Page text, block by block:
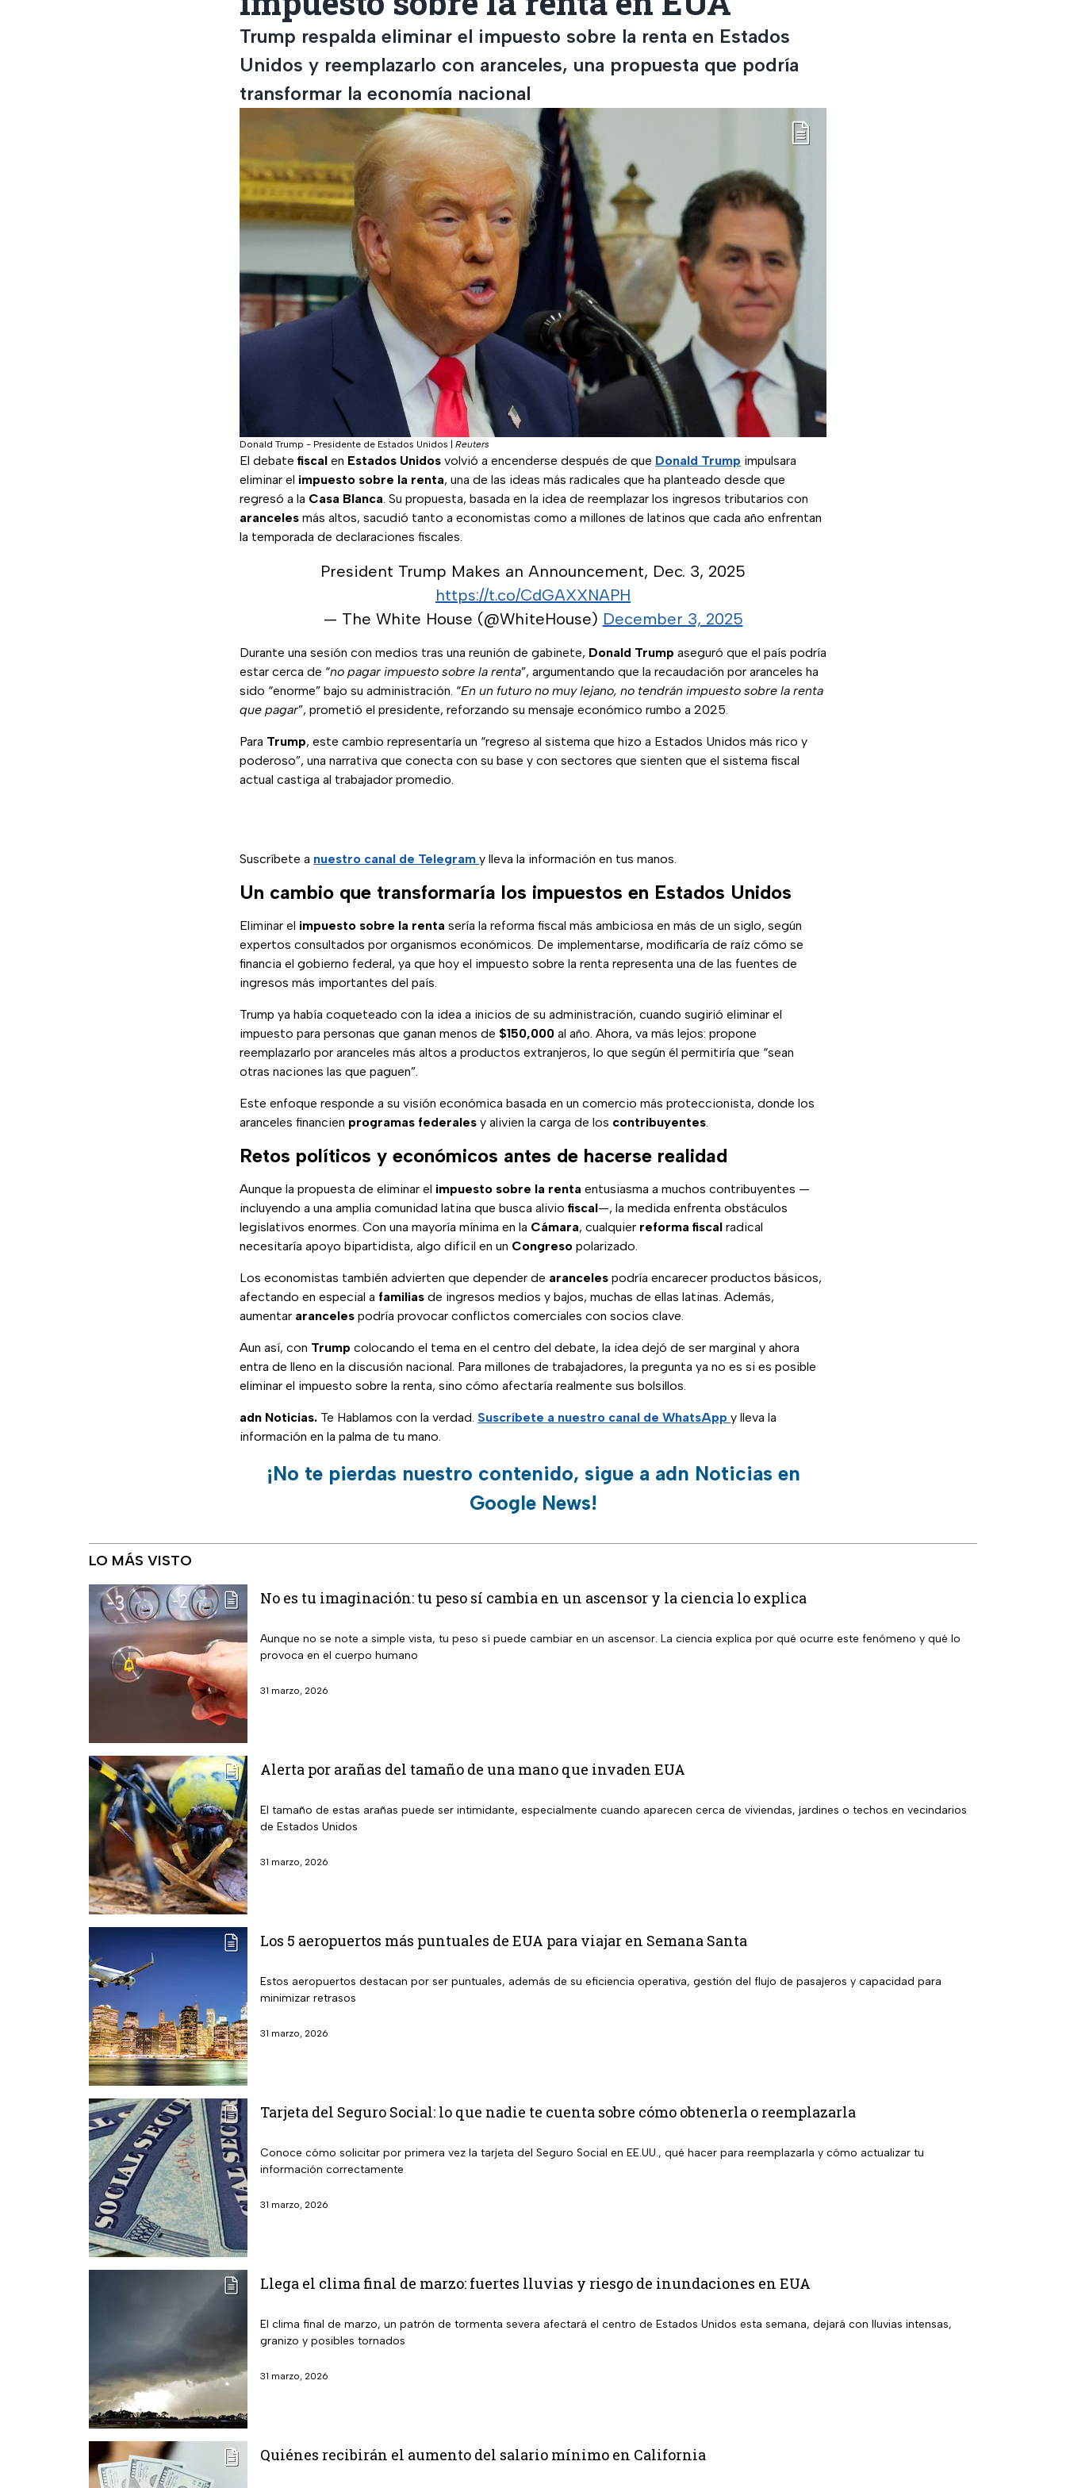
Trump respalda eliminar el impuesto sobre la renta en Estados
Unidos y reemplazarlo con aranceles, una propuesta que podría
transformar la economía nacional
Donald Trump - Presidente de Estados Unidos Reuters
El debate fiscal en Estados Unidos volvió a encenderse después de que Donald Trump impulsara
eliminar el impuesto sobre la renta, una de las ideas más radicales que ha planteado desde que
regresó a la Casa Blanca. Su propuesta, basada en la idea de reemplazar los ingresos tributarios con
aranceles más altos, sacudió tanto a economistas como a millones de latinos que cada año enfrentan
la temporada de declaraciones fiscales.
President Trump Makes an Announcement, Dec. 3, 2025
https://t.co/CdGAXXNAPH
— The White House (@WhiteHouse) December 3, 2025
Durante una sesión con medios tras una reunión de gabinete, Donald Trump aseguró que el país podría
estar cerca de “no pagar impuesto sobre la renta”, argumentando que la recaudación por aranceles ha
sido “enorme” bajo su administración. “En un futuro no muy lejano, no tendrán impuesto sobre la renta
que pagar”, prometió el presidente, reforzando su mensaje económico rumbo a 2025.
Para Trump, este cambio representaría un “regreso al sistema que hizo a Estados Unidos más rico y
poderoso”, una narrativa que conecta con su base y con sectores que sienten que el sistema fiscal
actual castiga al trabajador promedio.
Suscríbete a nuestro canal de Telegram y lleva la información en tus manos.
Un cambio que transformaría los impuestos en Estados Unidos
Eliminar el impuesto sobre la renta sería la reforma fiscal más ambiciosa en más de un siglo, según
expertos consultados por organismos económicos. De implementarse, modificaría de raíz cómo se
financia el gobierno federal, ya que hoy el impuesto sobre la renta representa una de las fuentes de
ingresos más importantes del país.
Trump ya había coqueteado con la idea a inicios de su administración, cuando sugirió eliminar el
impuesto para personas que ganan menos de $150,000 al año. Ahora, va más lejos: propone
reemplazarlo por aranceles más altos a productos extranjeros, lo que según él permitiría que “sean
otras naciones las que paguen”.
Este enfoque responde a su visión económica basada en un comercio más proteccionista, donde los
aranceles financien programas federales y alivien la carga de los contribuyentes.
Retos políticos y económicos antes de hacerse realidad
Aunque la propuesta de eliminar el impuesto sobre la renta entusiasma a muchos contribuyentes —
incluyendo a una amplia comunidad latina que busca alivio fiscal—, la medida enfrenta obstáculos
legislativos enormes. Con una mayoría mínima en la Cámara, cualquier reforma fiscal radical
necesitaría apoyo bipartidista, algo difícil en un Congreso polarizado.
Los economistas también advierten que depender de aranceles podría encarecer productos básicos,
afectando en especial a familias de ingresos medios y bajos, muchas de ellas latinas. Además,
aumentar aranceles podría provocar conflictos comerciales con socios clave.
Aun así, con Trump colocando el tema en el centro del debate, la idea dejó de ser marginal y ahora
entra de lleno en la discusión nacional. Para millones de trabajadores, la pregunta ya no es si es posible
eliminar el impuesto sobre la renta, sino cómo afectaría realmente sus bolsillos.
adn Noticias. Te Hablamos con la verdad. Suscríbete a nuestro canal de WhatsApp y lleva la
información en la palma de tu mano.
¡No te pierdas nuestro contenido, sigue a adn Noticias en
Google News!
LO MÁS VISTO
No es tu imaginación: tu peso sí cambia en un ascensor y la ciencia lo explica
Aunque no se note a simple vista, tu peso sí puede cambiar en un ascensor. La ciencia explica por qué ocurre este fenómeno y qué lo
provoca en el cuerpo humano
31 marzo, 2026
Alerta por arañas del tamaño de una mano que invaden EUA
El tamaño de estas arañas puede ser intimidante, especialmente cuando aparecen cerca de viviendas, jardines o techos en vecindarios
de Estados Unidos
31 marzo, 2026
Los 5 aeropuertos más puntuales de EUA para viajar en Semana Santa
Estos aeropuertos destacan por ser puntuales, además de su eficiencia operativa, gestión del flujo de pasajeros y capacidad para
minimizar retrasos
31 marzo, 2026
Tarjeta del Seguro Social: lo que nadie te cuenta sobre cómo obtenerla o reemplazarla
Conoce cómo solicitar por primera vez la tarjeta del Seguro Social en EE.UU., qué hacer para reemplazarla y cómo actualizar tu
información correctamente
31 marzo, 2026
Llega el clima final de marzo: fuertes lluvias y riesgo de inundaciones en EUA
El clima final de marzo, un patrón de tormenta severa afectará el centro de Estados Unidos esta semana, dejará con lluvias intensas,
granizo y posibles tornados
31 marzo, 2026
Quiénes recibirán el aumento del salario mínimo en California